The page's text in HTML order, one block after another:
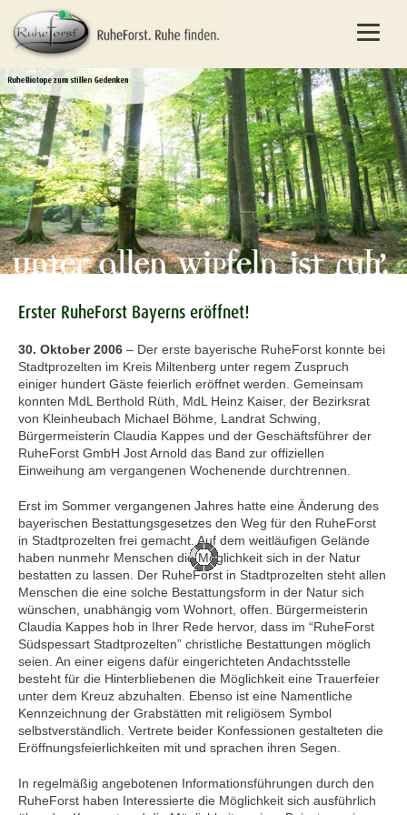
Erster RuheForst Bayerns eröffnet!
30. Oktober 2006 – Der erste bayerische RuheForst konnte bei
Stadtprozelten im Kreis Miltenberg unter regem Zuspruch
einiger hundert Gäste feierlich eröffnet werden. Gemeinsam
konnten MdL Berthold Rüth, MdL Heinz Kaiser, der Bezirksrat
von Kleinheubach Michael Böhme, Landrat Schwing,
Bürgermeisterin Claudia Kappes und der Geschäftsführer der
RuheForst GmbH Jost Arnold das Band zur offiziellen
Einweihung am vergangenen Wochenende durchtrennen.
Erst im Sommer vergangenen Jahres hatte eine Änderung des
bayerischen Bestattungsgesetzes den Weg für den RuheForst
in Stadtprozelten frei gemacht. Auf dem weitläufigen Gelände
haben nunmehr Menschen die Möglichkeit sich in der Natur
bestatten zu lassen. Der RuheForst in Stadtprozelten steht allen
Menschen die eine solche Bestattungsform in der Natur sich
wünschen, unabhängig vom Wohnort, offen. Bürgermeisterin
Claudia Kappes hob in Ihrer Rede hervor, dass im “RuheForst
Südspessart Stadtprozelten” christliche Bestattungen möglich
seien. An einer eigens dafür eingerichteten Andachtsstelle
besteht für die Hinterbliebenen die Möglichkeit eine Trauerfeier
unter dem Kreuz abzuhalten. Ebenso ist eine Namentliche
Kennzeichnung der Grabstätten mit religiösem Symbol
selbstverständlich. Vertrete beider Konfessionen gestalteten die
Eröffnungsfeierlichkeiten mit und sprachen ihren Segen.
In regelmäßig angebotenen Informationsführungen durch den
RuheForst haben Interessierte die Möglichkeit sich ausführlich